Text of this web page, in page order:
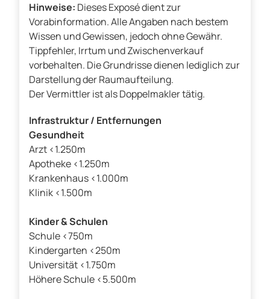
Hinweise: Dieses Exposé dient zur
Vorabinformation. Alle Angaben nach bestem
Wissen und Gewissen, jedoch ohne Gewähr.
Tippfehler, Irrtum und Zwischenverkauf
vorbehalten. Die Grundrisse dienen lediglich zur
Darstellung der Raumaufteilung.
Der Vermittler ist als Doppelmakler tätig.
Infrastruktur / Entfernungen
Gesundheit
Arzt <1.250m
Apotheke <1.250m
Krankenhaus <1.000m
Klinik <1.500m
Kinder & Schulen
Schule <750m
Kindergarten <250m
Universität <1.750m
Höhere Schule <5.500m